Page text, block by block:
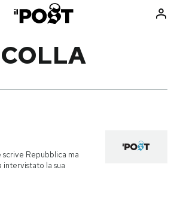
Storie/Idee
Ok Boomer!
COLLA
scrive Repubblica ma
intervistato la sua